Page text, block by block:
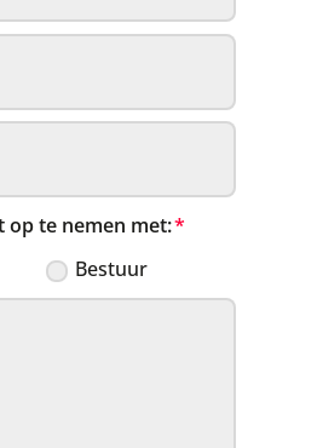
op te nemen met:
Bestuur